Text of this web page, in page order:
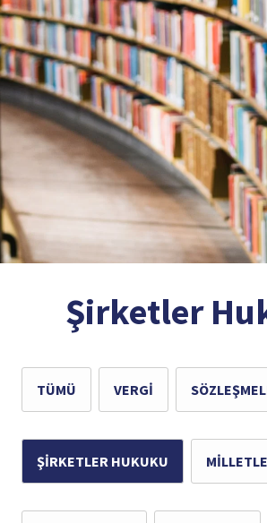
Şirketler
TÜMÜ VERGI
ŞIRKETLER HUKUKU